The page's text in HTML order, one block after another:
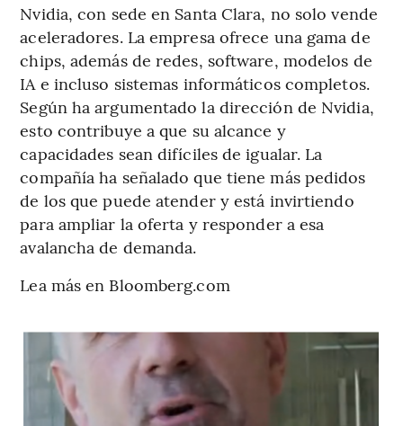
Nvidia, con sede en Santa Clara, no solo vende
aceleradores. La empresa ofrece una gama de
chips, además de redes, software, modelos de
IA e incluso sistemas informáticos completos.
Según ha argumentado la dirección de Nvidia,
esto contribuye a que su alcance y
capacidades sean difíciles de igualar. La
compañía ha señalado que tiene más pedidos
de los que puede atender y está invirtiendo
para ampliar la oferta y responder a esa
avalancha de demanda.
Lea más en Bloomberg.com